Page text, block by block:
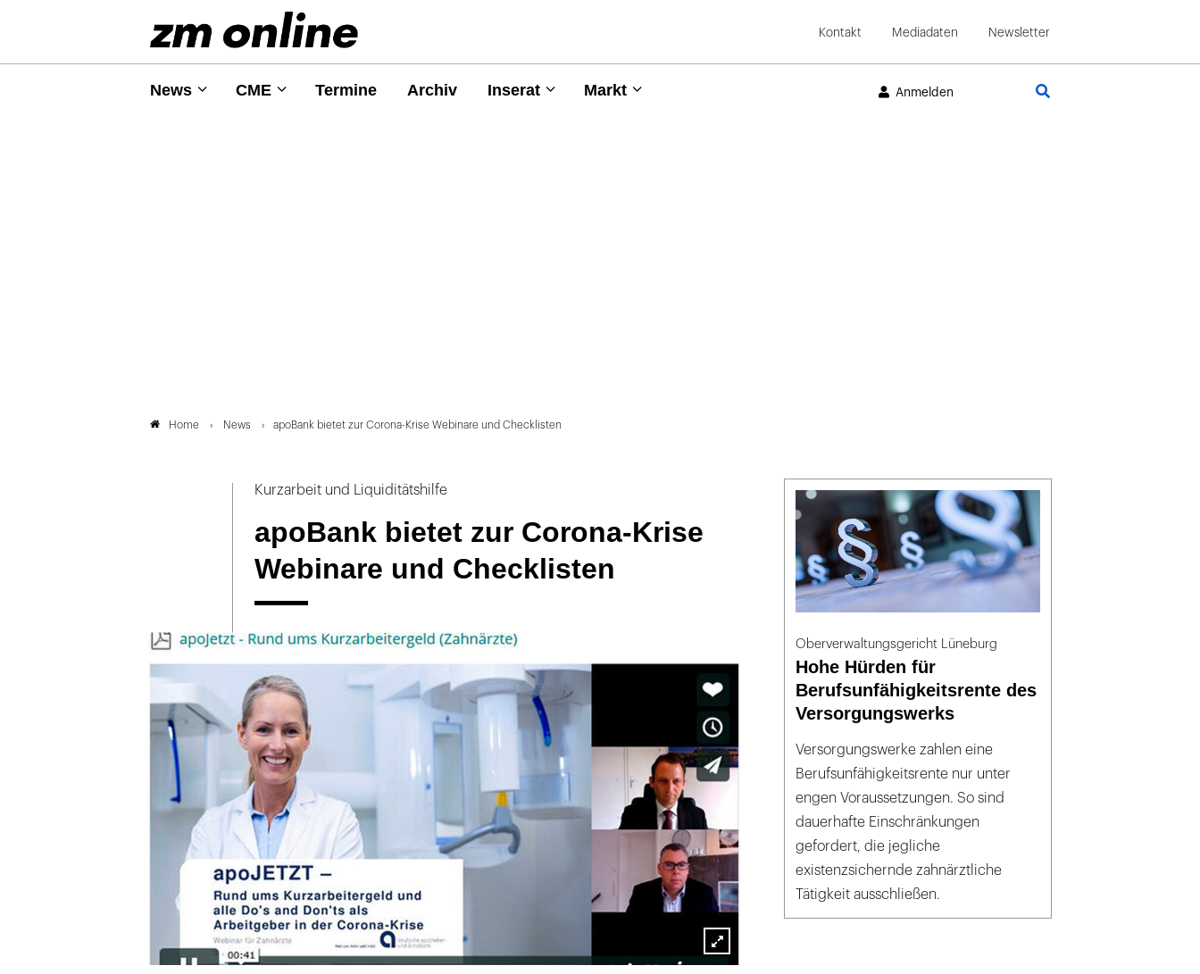
Kontakt Mediadaten Newsletter
News CME Termine Archiv Inserat Markt Anmelden
Home News apoBank bietet zur Corona-Krise Webinare und Checklisten
Kurzarbeit und Liquiditätshilfe
apoBank bietet zur Corona-Krise
Webinare und Checklisten
Lightbox
Oberverwaltungsgericht Lüneburg
Hohe Hürden für
Berufsunfähigkeitsrente des
Versorgungswerks
Versorgungswerke zahlen eine
Berufsunfähigkeitsrente nur unter
engen Voraussetzungen. So sind
dauerhafte Einschränkungen
gefordert, die jegliche
existenzsichernde zahnärztliche
Tätigkeit ausschließen.